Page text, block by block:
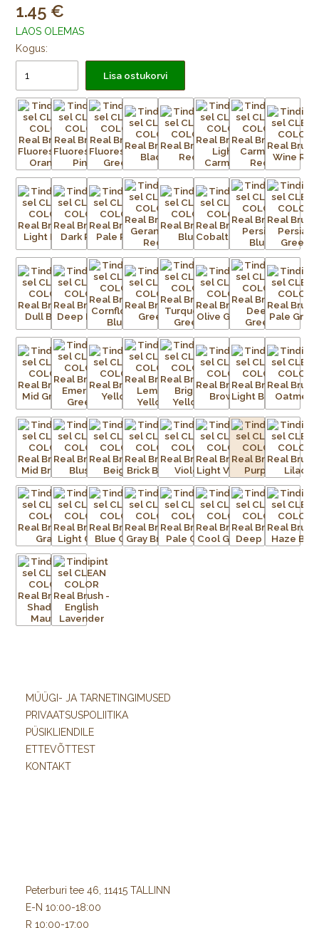
1.45
LAOS OLEMAS
Kogus:
Lisa ostukorvi
MÜÜGI- JA TARNETINGIMUSED
PRIVAATSUSPOLIITIKA
PÜSIKLIENDILE
ETTEVÕTTEST
KONTAKT
Peterburi tee 46, 11415 TALLINN
E-N 10:00-18:00
R 10:00-17:00